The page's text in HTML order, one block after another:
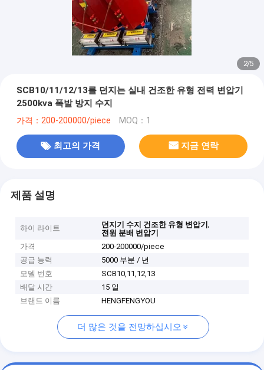
2/5
SCB10/11/12/13를 던지는 실내 건조한 유형 전력 변압기
2500kva 폭발 방지 수지
가격：200-200000/piece MOQ：1
최고의 가격 지금 연락
제품 설명
하이 라이트 던지기 수지 건조한 유형 변압기,
전원 분배 변압기
가격
200-200000/piece
공급 능력
5000 부분 / 년
모델 번호
SCB10,11,12,13
배달 시간
15 일
브랜드 이름
HENGFENGYOU
더 많은 것을 전망하십시오